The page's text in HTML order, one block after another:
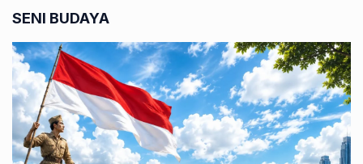
SENI BUDAYA